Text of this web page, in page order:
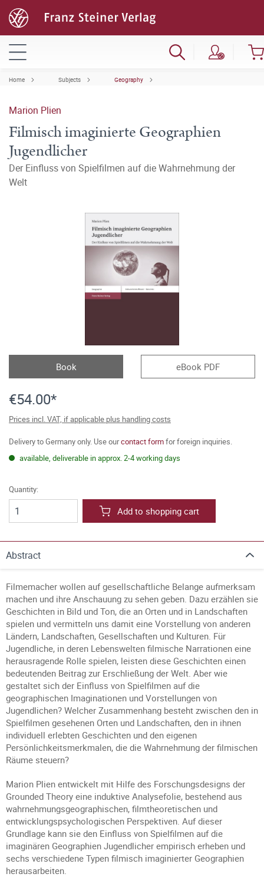
Home Subjects Geography
Marion Plien
Filmisch imaginierte Geographien
Jugendlicher
Der Einfluss von Spielfilmen auf die Wahrnehmung der
Welt
Book eBook PDF
€54.00*
Prices incl. VAT, if applicable plus handling costs
Delivery to Germany only. Use ourcontact formfor foreign inquiries.
available, deliverable in approx. 2-4 working days
Quantity:
Add to shopping cart
Abstract
Filmemacher wollen auf gesellschaftliche Belange aufmerksam
machen und ihre Anschauung zu sehen geben. Dazu erzählen sie
Geschichten in Bild und Ton, die an Orten und in Landschaften
spielen und vermitteln uns damit eine Vorstellung von anderen
Ländern, Landschaften, Gesellschaften und Kulturen. Für
Jugendliche, in deren Lebenswelten filmische Narrationen eine
herausragende Rolle spielen, leisten diese Geschichten einen
bedeutenden Beitrag zur Erschließung der Welt. Aber wie
gestaltet sich der Einfluss von Spielfilmen auf die
geographischen Imaginationen und Vorstellungen von
Jugendlichen? Welcher Zusammenhang besteht zwischen den in
Spielfilmen gesehenen Orten und Landschaften, den in ihnen
individuell erlebten Geschichten und den eigenen
Persönlichkeitsmerkmalen, die die Wahrnehmung der filmischen
Räume steuern?
Marion Plien entwickelt mit Hilfe des Forschungsdesigns der
Grounded Theory eine induktive Analysefolie, bestehend aus
wahrnehmungsgeographischen, filmtheoretischen und
entwicklungspsychologischen Perspektiven. Auf dieser
Grundlage kann sie den Einfluss von Spielfilmen auf die
imaginären Geographien Jugendlicher empirisch erheben und
sechs verschiedene Typen filmisch imaginierter Geographien
herausarbeiten.